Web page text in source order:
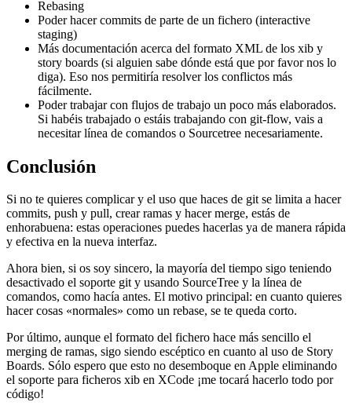
Rebasing
Poder hacer commits de parte de un fichero (interactive
staging)
Más documentación acerca del formato XML de los xib y
story boards (si alguien sabe dónde está que por favor nos lo
diga). Eso nos permitiría resolver los conflictos más
fácilmente.
Poder trabajar con flujos de trabajo un poco más elaborados.
Si habéis trabajado o estáis trabajando con git-flow, vais a
necesitar línea de comandos o Sourcetree necesariamente.
Conclusión
Si no te quieres complicar y el uso que haces de git se limita a hacer
commits, push y pull, crear ramas y hacer merge, estás de
enhorabuena: estas operaciones puedes hacerlas ya de manera rápida
y efectiva en la nueva interfaz.
Ahora bien, si os soy sincero, la mayoría del tiempo sigo teniendo
desactivado el soporte git y usando SourceTree y la línea de
comandos, como hacía antes. El motivo principal: en cuanto quieres
hacer cosas «normales» como un rebase, se te queda corto.
Por último, aunque el formato del fichero hace más sencillo el
merging de ramas, sigo siendo escéptico en cuanto al uso de Story
Boards. Sólo espero que esto no desemboque en Apple eliminando
el soporte para ficheros xib en XCode ¡me tocará hacerlo todo por
código!